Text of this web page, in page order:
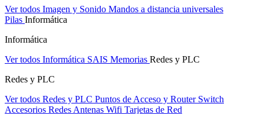
Ver todos Imagen y Sonido Mandos a distancia universales
Pilas Informática
Informática
Ver todos Informática SAIS Memorias Redes y PLC
Redes y PLC
Ver todos Redes y PLC Puntos de Acceso y Router Switch
Accesorios Redes Antenas Wifi Tarjetas de Red